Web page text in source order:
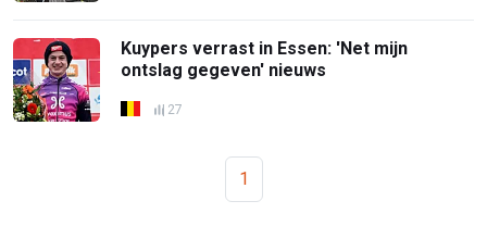
Kuypers verrast in Essen: 'Net mijn
ontslag gegeven' nieuws
27
1